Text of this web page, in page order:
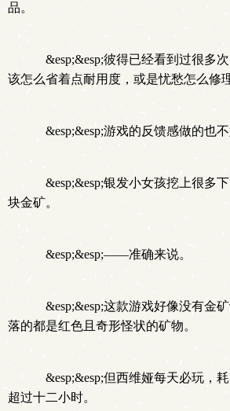
品。
&esp;&esp;彼得已经看到过很多
该怎么省着点耐用度，或是忧愁怎么修
&esp;&esp;游戏的反馈感做的也不
&esp;&esp;银发小女孩挖上很多
块金矿。
&esp;&esp;——准确来说。
&esp;&esp;这款游戏好像没有金
落的都是红色且奇形怪状的矿物。
&esp;&esp;但西维娅每天必玩，
超过十二小时。